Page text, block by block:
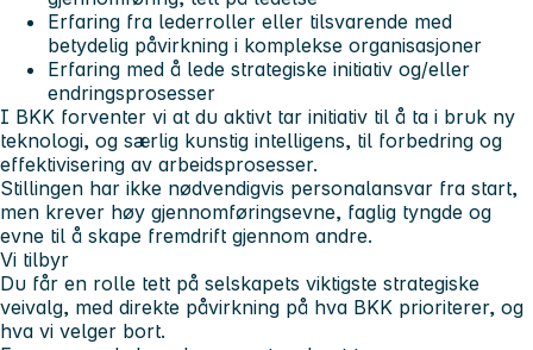
Erfaring fra lederroller eller tilsvarende med
betydelig påvirkning i komplekse organisasjoner
Erfaring med å lede strategiske initiativ og/eller
endringsprosesser
I BKK forventer vi at du aktivt tar initiativ til å ta i bruk ny
teknologi, og særlig kunstig intelligens, til forbedring og
effektivisering av arbeidsprosesser.
Stillingen har ikke nødvendigvis personalansvar fra start,
men krever høy gjennomføringsevne, faglig tyngde og
evne til å skape fremdrift gjennom andre.
Vi tilbyr
Du får en rolle tett på selskapets viktigste strategiske
veivalg, med direkte påvirkning på hva BKK prioriterer, og
hva vi velger bort.